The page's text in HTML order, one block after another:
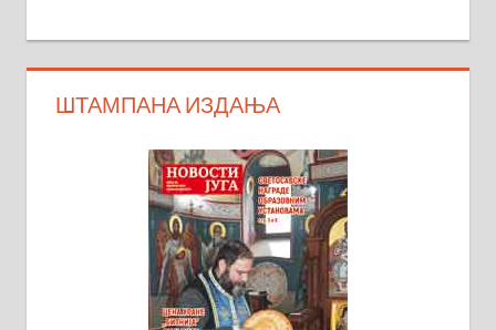
ШТАМПАНА ИЗДАЊА